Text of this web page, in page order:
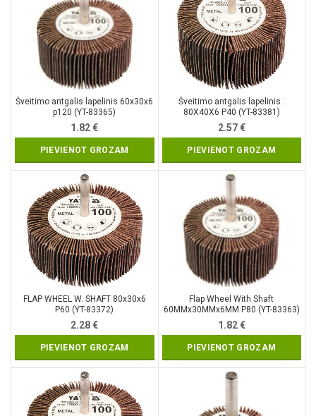
Šveitimo antgalis lapelinis 60x30x6
p120 (YT-83365)
1.82€
PIEVIENOT GROZAM
Šveitimo antgalis lapelinis :
80X40X6 P40 (YT-83381)
2.57€
PIEVIENOT GROZAM
FLAP WHEEL W. SHAFT 80x30x6
P60 (YT-83372)
2.28€
PIEVIENOT GROZAM
Flap Wheel With Shaft
60MMx30MMx6MM P80 (YT-83363)
1.82€
PIEVIENOT GROZAM